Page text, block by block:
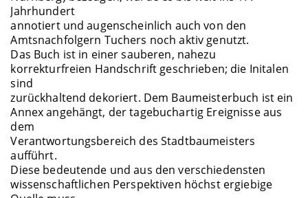
Jahrhundert
annotiert und augenscheinlich auch von den
Amtsnachfolgern Tuchers noch aktiv genutzt.
Das Buch ist in einer sauberen, nahezu
korrekturfreien Handschrift geschrieben; die Initalen
sind
zurückhaltend dekoriert. Dem Baumeisterbuch ist ein
Annex angehängt, der tagebuchartig Ereignisse aus
dem
Verantwortungsbereich des Stadtbaumeisters
aufführt.
Diese bedeutende und aus den verschiedensten
wissenschaftlichen Perspektiven höchst ergiebige